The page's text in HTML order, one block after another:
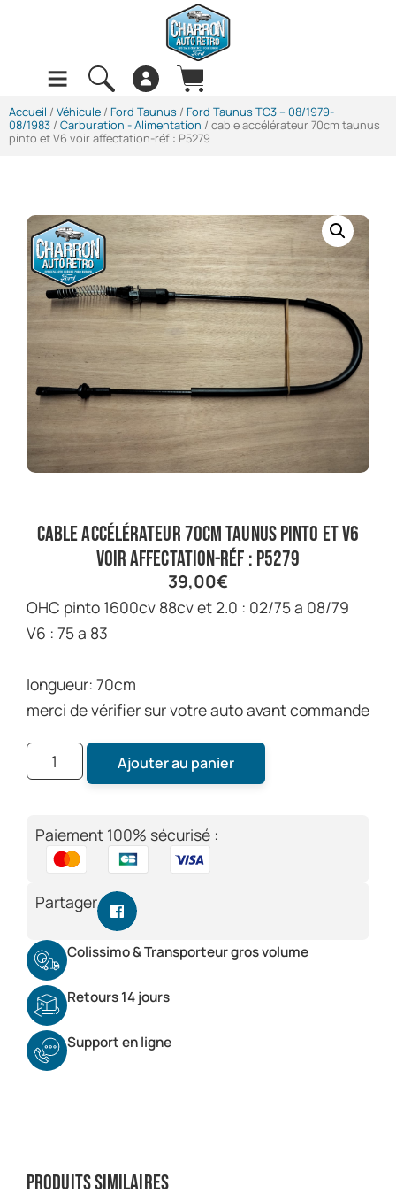
Accueil / Véhicule / Ford Taunus / Ford Taunus TC3 -- 08/1979-
08/1983 / Carburation - Alimentation / cable accélérateur 70cm taunus
pinto et V6 voir affectation-réf : P5279
cable accélérateur 70cm taunus pinto et V6
voir affectation-réf : P5279
39,00€
OHC pinto 1600cv 88cv et 2.0 : 02/75 a 08/79
V6 : 75 a 83
longueur: 70cm
merci de vérifier sur votre auto avant commande
Ajouter au panier
Paiement 100% sécurisé :
Partager
Colissimo & Transporteur gros volume
Retours 14 jours
Support en ligne
Produits similaires